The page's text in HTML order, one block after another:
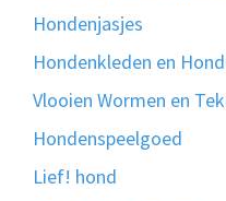
Hondenjasjes
Hondenkleden en
Vlooien Wormen en
Hondenspeelgoed
Lief! hond